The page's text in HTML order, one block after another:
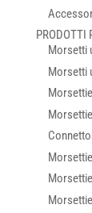
PRODOTTI
Morsetti
Morsetti